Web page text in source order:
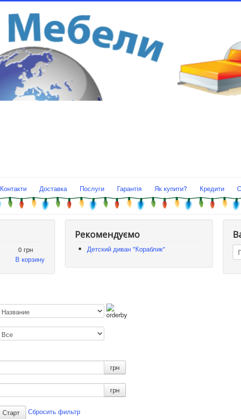
Контакти Доставка Послуги Гарантія Як купити? Кредити
0 грн
В корзину
Рекомендуємо
Детский диван "Кораблик"
грн
грн
Сбросить фильтр